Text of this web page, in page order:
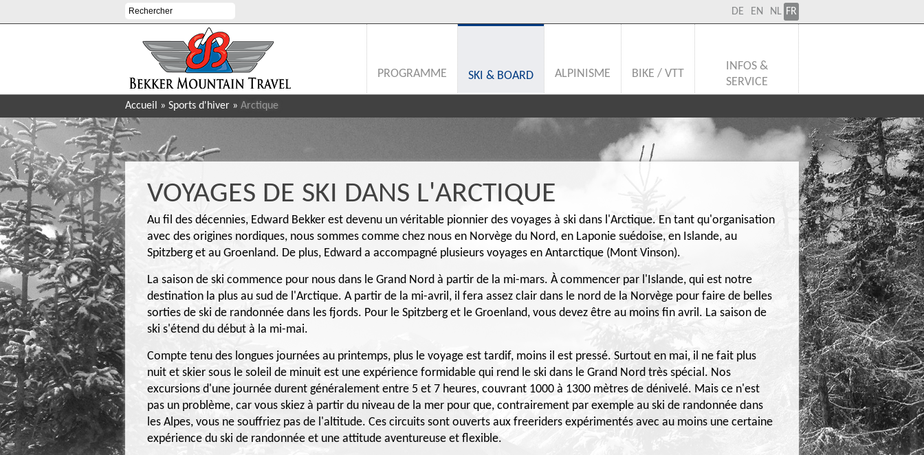
DE EN FR
NL
PROGRAMME SKI & BOARD ALPINISME BIKE / VTT
INFOS &
SERVICE
Accueil » Sports d'hiver » Arctique
VOYAGES DE SKI DANS L'ARCTIQUE
Au fil des décennies, Edward Bekker est devenu un véritable pionnier des voyages à ski dans l'Arctique. En tant qu'organisation
avec des origines nordiques, nous sommes comme chez nous en Norvège du Nord, en Laponie suédoise, en Islande, au
Spitzberg et au Groenland. De plus, Edward a accompagné plusieurs voyages en Antarctique (Mont Vinson).
La saison de ski commence pour nous dans le Grand Nord à partir de la mi-mars. À commencer par l'Islande, qui est notre
destination la plus au sud de l'Arctique. A partir de la mi-avril, il fera assez clair dans le nord de la Norvège pour faire de belles
sorties de ski de randonnée dans les fjords. Pour le Spitzberg et le Groenland, vous devez être au moins fin avril. La saison de
ski s'étend du début à la mi-mai.
Compte tenu des longues journées au printemps, plus le voyage est tardif, moins il est pressé. Surtout en mai, il ne fait plus
nuit et skier sous le soleil de minuit est une expérience formidable qui rend le ski dans le Grand Nord très spécial. Nos
excursions d'une journée durent généralement entre 5 et 7 heures, couvrant 1000 à 1300 mètres de dénivelé. Mais ce n'est
pas un problème, car vous skiez à partir du niveau de la mer pour que, contrairement par exemple au ski de randonnée dans
les Alpes, vous ne souffriez pas de l'altitude. Ces circuits sont ouverts aux freeriders expérimentés avec au moins une certaine
expérience du ski de randonnée et une attitude aventureuse et flexible.